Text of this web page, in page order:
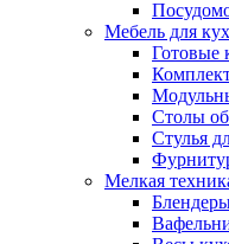
Мебель для
Готовые
Столы
Стулья
Мелкая